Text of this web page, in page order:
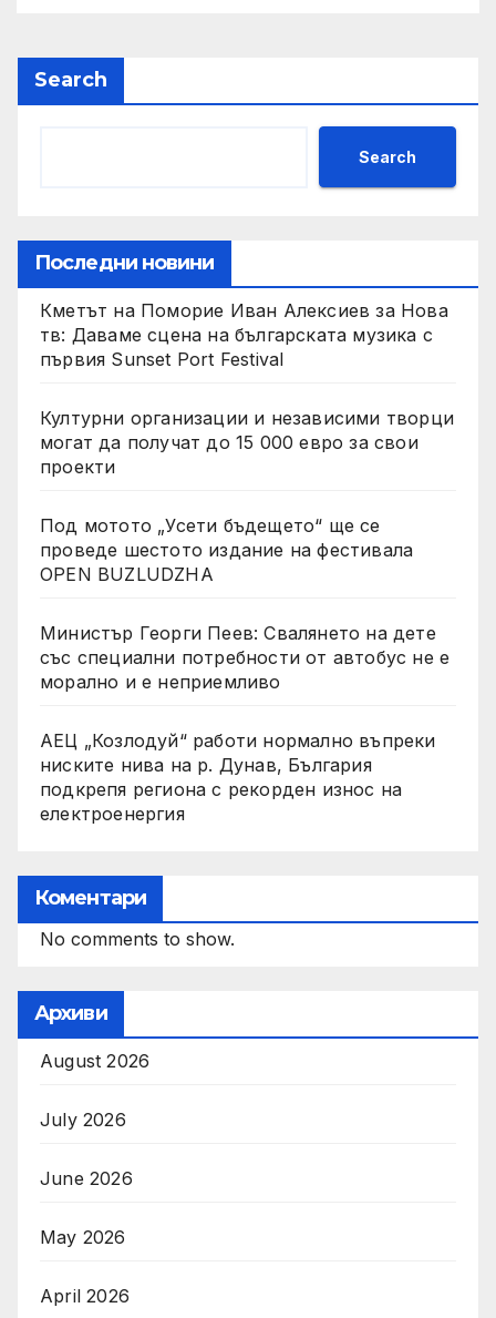
Search
Search
Последни новини
Кметът на Поморие Иван Алексиев за Нова
тв: Даваме сцена на българската музика с
първия Sunset Port Festival
Културни организации и независими творци
могат да получат до 15 000 евро за свои
проекти
Под мотото „Усети бъдещето“ ще се
проведе шестото издание на фестивала
OPEN BUZLUDZHA
Министър Георги Пеев: Свалянето на дете
със специални потребности от автобус не е
морално и е неприемливо
АЕЦ „Козлодуй“ работи нормално въпреки
ниските нива на р. Дунав, България
подкрепя региона с рекорден износ на
електроенергия
Коментари
No comments to show.
Архиви
August 2026
July 2026
June 2026
May 2026
April 2026